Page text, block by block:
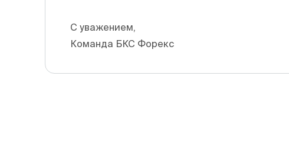
С уважением,
Команда БКС Форекс